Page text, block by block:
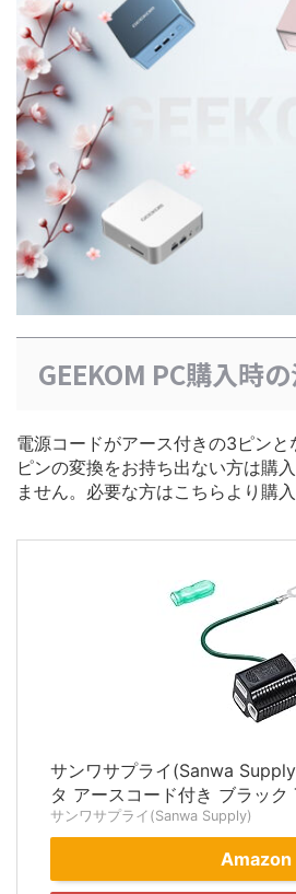
GEEKOM PC購入時
電源コードがアース付きの3ピン
ピンの変換をお持ち出ない方は購
ません。必要な方はこちらより購
サンワサプライ(Sanwa
タ アースコード付き ブラック
サンワサプライ(Sanwa Supply)
Amazon